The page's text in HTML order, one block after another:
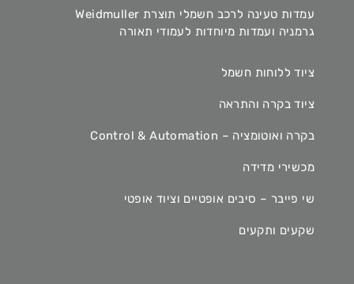
עמדות טעינה לרכב חשמלי תוצרת Weidmuller
גרמניה ועמדות מיוחדות לעמודי תאורה
ציוד ללוחות חשמל
ציוד בקרה והתראה
בקרה ואוטומציה – Control & Automation
מכשירי מדידה
שי פייבר – סיבים אופטיים וציוד אופטי
שקעים ותקעים